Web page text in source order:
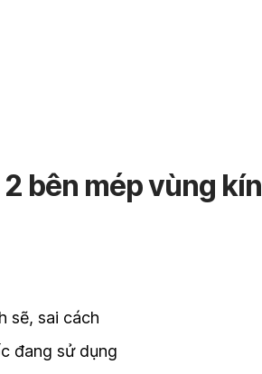
bên mép vùng kín
sẽ, sai cách
đang sử dụng